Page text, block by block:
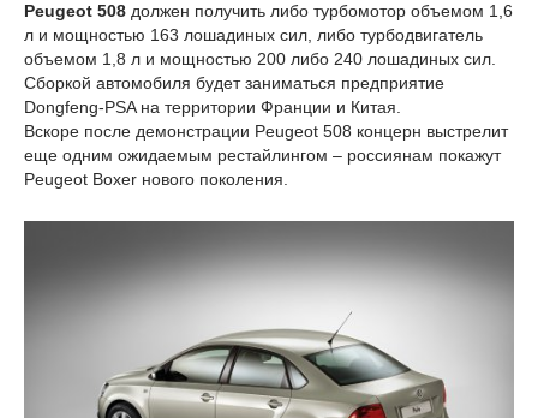
Peugeot 508 должен получить либо турбомотор объемом 1,6
л и мощностью 163 лошадиных сил, либо турбодвигатель
объемом 1,8 л и мощностью 200 либо 240 лошадиных сил.
Сборкой автомобиля будет заниматься предприятие
Dongfeng-PSA на территории Франции и Китая.
Вскоре после демонстрации Peugeot 508 концерн выстрелит
еще одним ожидаемым рестайлингом – россиянам покажут
Peugeot Boxer нового поколения.